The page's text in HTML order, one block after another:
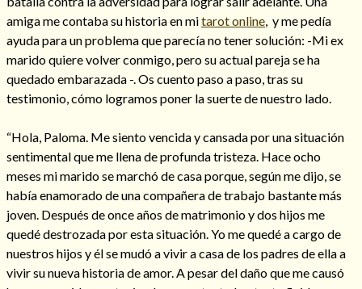
Hechizos de amor
Amarre para recuperar a mi pareja
amiga me contaba su historia en mitarot online , y me pedía
ayuda para un problema que parecía no tener solución: -Mi ex
marido quiere volver conmigo, pero su actual pareja se ha
quedado embarazada -. Os cuento paso a paso, tras su
testimonio, cómo logramos poner la suerte de nuestro lado.
“Hola, Paloma. Me siento vencida y cansada por una situación
sentimental que me llena de profunda tristeza. Hace ocho
meses mi marido se marchó de casa porque, según me dijo, se
había enamorado de una compañera de trabajo bastante más
joven. Después de once años de matrimonio y dos hijos me
quedé destrozada por esta situación. Yo me quedé a cargo de
nuestros hijos y él se mudó a vivir a casa de los padres de ella a
vivir su nueva historia de amor. A pesar del daño que me causó